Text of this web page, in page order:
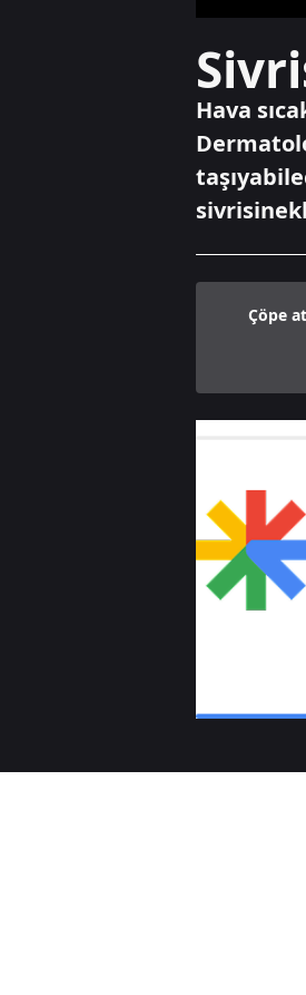
Hava
Çöpe